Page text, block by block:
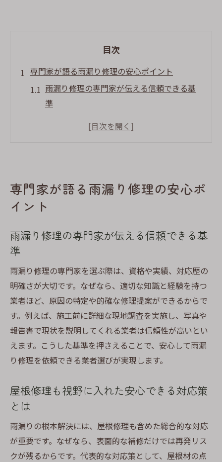
目次
専門家が語る雨漏り修理の安心ポイント
雨漏り修理の専門家が伝える信頼できる基
準
屋根修理も視野に入れた安心できる対応策
修理後も安心できる保証内容の確認ポイン
順
雨漏り修理で失敗しないための基礎知識
雨漏り修理で見落としがちな基礎知識を解
説
屋根修理の流れと雨漏り修理の違いを知る
重要性
雨漏り修理の相談先選びで注目すべき点と
失敗しないための雨漏り修理業者選定の基
費用を抑えたい人が知るべき修理の基礎知
識
専門家に相談する前に理解しておくべき要
専門家が語る雨漏り修理の安心ポ
イント
雨漏り修理の専門家が伝える信頼できる基
準
雨漏り修理の専門家を選ぶ際は、資格や実績、対応歴の
明確さが大切です。なぜなら、適切な知識と経験を持つ
業者ほど、原因の特定や的確な修理提案ができるからで
す。例えば、施工前に詳細な現地調査を実施し、写真や
報告書で現状を説明してくれる業者は信頼性が高いとい
えます。こうした基準を押さえることで、安心して雨漏
り修理を依頼できる業者選びが実現します。
屋根修理も視野に入れた安心できる対応策
とは
雨漏りの根本解決には、屋根修理も含めた総合的な対応
が重要です。なぜなら、表面的な補修だけでは再発リス
クが残るからです。代表的な対応策として、屋根材の点